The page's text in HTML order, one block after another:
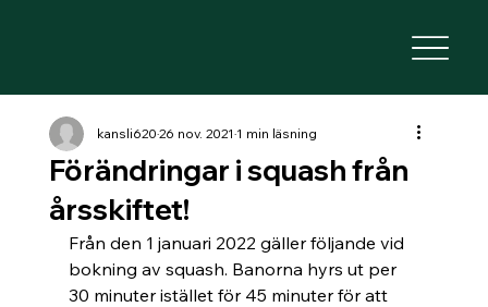
Förändringar i squash från
årsskiftet!
kansli62026 nov. 2021 1 min läsning
Från den 1 januari 2022 gäller följande vid
bokning av squash. Banorna hyrs ut per
30 minuter istället för 45 minuter för att